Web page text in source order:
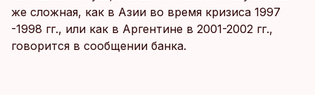
же сложная, как в Азии во время кризиса 1997
-1998 гг., или как в Аргентине в 2001-2002 гг.,
говорится в сообщении банка.